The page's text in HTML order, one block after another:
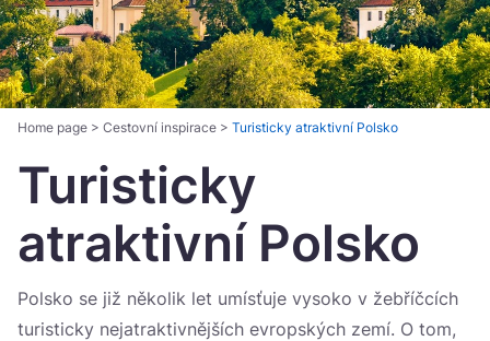
Italiano Magyar
Nederlands 日本語
Português Norsk
Suomi
Україна
Home page > Cestovní inspirace > Turisticky atraktivní Polsko
Turisticky
atraktivní Polsko
Polsko se již několik let umísťuje vysoko v žebříčcích
turisticky nejatraktivnějších evropských zemí. O tom,